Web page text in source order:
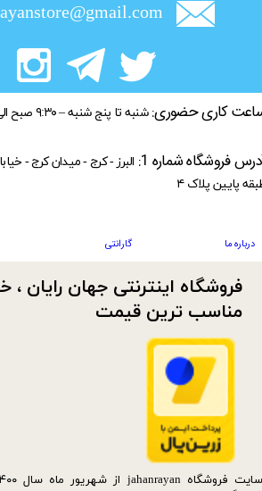
فروشگاه اینترنتی جهان رایان ،
مناسب ترین قیمت​​​​​​​
کاری حضوری: شنبه تا پنج شنبه – ۹:۳۰ صبح الی ۲۱:۰۰
درباره ما گارانتی
فروشگاه شماره 1:
البرز - کرج - میدان کرج -
پایین پلاک ۴